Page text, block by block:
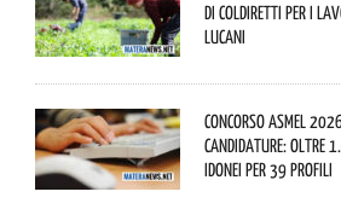
di Coldiretti per i
lucani
Concorso Asmel
candidature: oltre
idonei per 39 profili